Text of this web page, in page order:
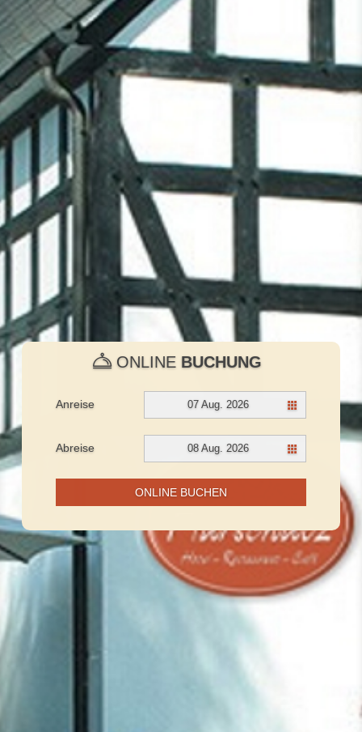
ONLINE BUCHUNG
Anreise 07 Aug. 2026
Abreise 08 Aug. 2026
ONLINE BUCHEN